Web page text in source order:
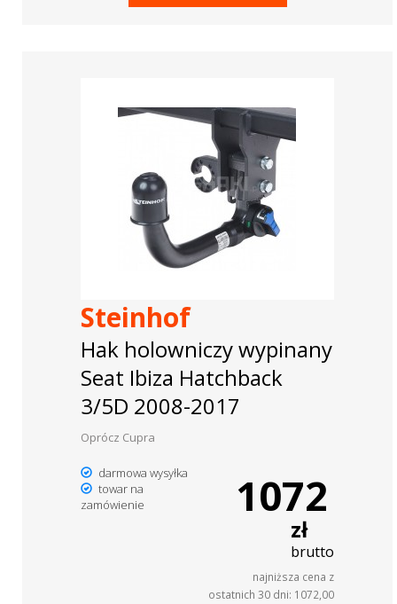
Steinhof
Hak holowniczy wypinany
Seat Ibiza Hatchback
3/5D 2008-2017
Oprócz Cupra
darmowa wysyłka
towar na
zamówienie
1072
zł
brutto
najniższa cena z
ostatnich 30 dni: 1072,00